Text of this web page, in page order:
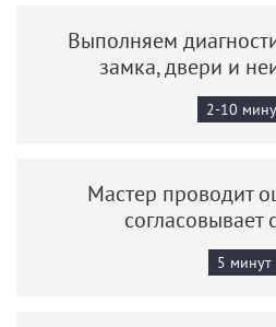
Выполняем
замка, двери и
2-10
Мастер проводит
согласовывает
5 минут